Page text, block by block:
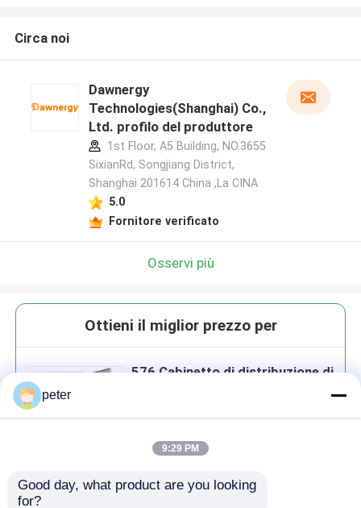
Circa noi
Dawnergy
Technologies(Shanghai) Co.,
Ltd. profilo del produttore
1st Floor, A5 Building, NO.3655
SixianRd, Songjiang District,
Shanghai 201614 China ,La CINA
5.0
Fornitore verificato
Osservi più
Ottieni il miglior prezzo per
576 Cabinetto di distribuzione di
Continua
peter
9:29 PM
Good day, what product are you looking
for?